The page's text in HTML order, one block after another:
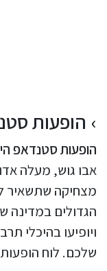
הופעות
הופעות סטנדאפ
אבו גוש, מעלה
מצחיקה שתשאיר
הגדולים במדינה
ויופיעו בהיכלי
שלכם. לוח